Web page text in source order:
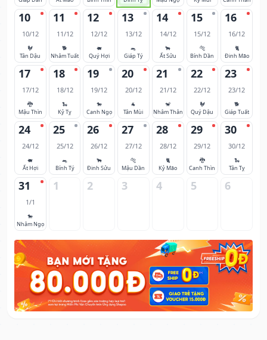
10
10/12
🐓
Tân Dậu
11
11/12
🐕
Nhâm Tuất
12
12/12
🐖
Quý Hợi
13
13/12
🐀
Giáp Tý
14
14/12
🐂
Ất Sửu
15
15/12
🐅
Bính Dần
16
16/12
🐈
Đinh Mão
17
17/12
🐉
Mậu Thìn
18
18/12
🐍
Kỷ Tỵ
19
19/12
🐎
Canh Ngọ
20
20/12
🐐
Tân Mùi
21
21/12
🐒
Nhâm Thân
22
22/12
🐓
Quý Dậu
23
23/12
🐕
Giáp Tuất
24
24/12
🐖
Ất Hợi
25
25/12
🐀
Bính Tý
26
26/12
🐂
Đinh Sửu
27
27/12
🐅
Mậu Dần
28
28/12
🐈
Kỷ Mão
29
29/12
🐉
Canh Thìn
30
30/12
🐍
Tân Tỵ
31
1/1
🐎
Nhâm Ngọ
1 2 3 4 5 6